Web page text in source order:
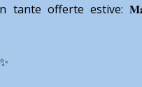
offerte estive: